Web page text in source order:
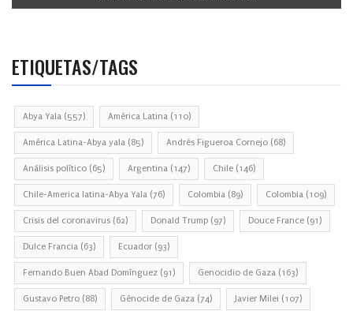
ETIQUETAS/TAGS
Abya Yala (557) América Latina (110)
América Latina-Abya yala (85) Andrés Figueroa Cornejo (68)
Análisis político (65) Argentina (147) Chile (146)
Chile-America latina-Abya Yala (76) Colombia (89) Colombia (109)
Crisis del coronavirus (62) Donald Trump (97) Douce France (91)
Dulce Francia (63) Ecuador (93)
Fernando Buen Abad Domínguez (91) Genocidio de Gaza (163)
Gustavo Petro (88) Génocide de Gaza (74) Javier Milei (107)